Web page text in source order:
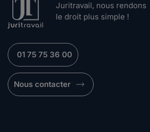
Juritravail, nous rendons
le droit plus simple !
01 75 75 36 00
Nous contacter